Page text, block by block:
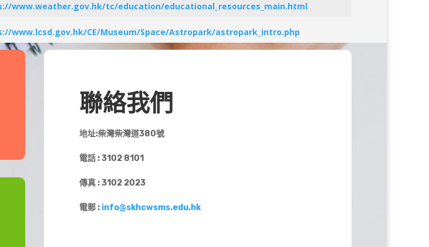
www.weather.gov.hk/tc/education/educational_resources_main.html
www.lcsd.gov.hk/CE/Museum/Space/Astropark/astropark_intro.php
聯絡我們
地址:柴灣柴灣道380號
電話 : 3102 8101
傳真 : 3102 2023
電郵 : info@skhcwsms.edu.hk